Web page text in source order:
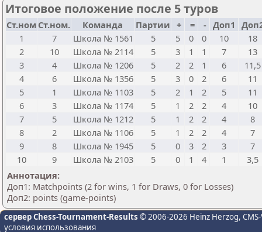
Итоговое положение после 5 туров
Ст.ном Ст.ном. Команда Партии + = - Доп1
1
7 Школа № 1561 5 5 0 0 10
18
2
10 Школа № 2114 5 3 1 1 7
13
3
4 Школа № 1206 5 2 2 1 6
11,5
4
6 Школа № 1356 5 3 0 2 6
11
5
1 Школа № 1103 5 2 1 2 5
11
6
3 Школа № 1174 5 1 2 2 4
10
7
5 Школа № 1212 5 1 2 2 4
8
8
2 Школа № 1106 5 1 2 2 4
7
9
8 Школа № 1945 5 0 3 2 3
7
10
9 Школа № 2103 5 0 1 4 1
3,5
Аннотация:
Доп1: Matchpoints (2 for wins, 1 for Draws, 0 for Losses)
Доп2: points (game-points)
сервер Chess-Tournament-Results © 2006-2026 Heinz Herzog,
условия использования